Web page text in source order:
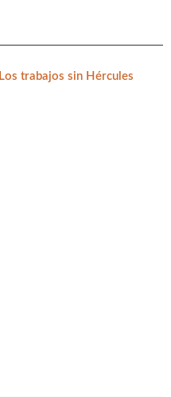
Los trabajos sin Hércules